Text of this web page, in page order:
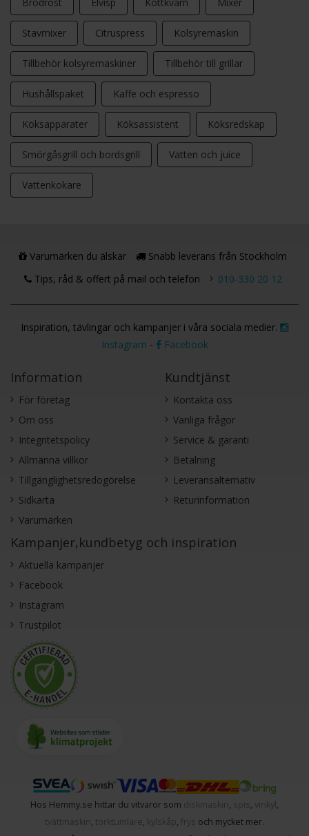
Stavmixer Citruspress Kolsyremaskin
Tillbehör kolsyremaskiner Tillbehör till grillar
Hushållspaket Kaffe och espresso
Köksapparater Köksassistent Köksredskap
Smörgåsgrill och bordsgrill Vatten och juice
Vattenkokare
Varumärken du älskar
Snabb leverans från Stockholm
Tips, råd & offert på mail och telefon
010-330 20 12
Inspiration, tävlingar och kampanjer i våra sociala medier.
Instagram - Facebook
Information
För företag
Om oss
Integritetspolicy
Allmänna villkor
Tillgänglighetsredogörelse
Sidkarta
Varumärken
Kundtjänst
Kontakta oss
Vanliga frågor
Service & garanti
Betalning
Leveransalternativ
Returinformation
Kampanjer,kundbetyg och inspiration
Aktuella kampanjer
Facebook
Instagram
Trustpilot
Hos Hemmy.se hittar du vitvaror som diskmaskin , spis , vinkyl ,
tvättmaskin , torktumlare , kylskåp , frys och mycket mer.